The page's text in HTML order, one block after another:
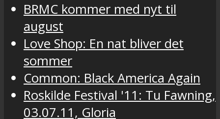
BRMC kommer med nyt til
august
Love Shop: En nat bliver det
sommer
Common: Black America Again
Roskilde Festival '11: Tu Fawning,
03.07.11, Gloria